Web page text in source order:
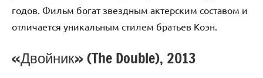
годов. Фильм богат звездным актерским составом и
отличается уникальным стилем братьев Коэн.
«Двойник» (The Double), 2013